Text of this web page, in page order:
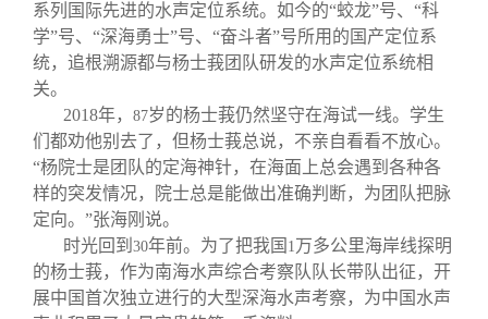
系列国际先进的水声定位系统。如今的“蛟龙”号、“科
学”号、“深海勇士”号、“奋斗者”号所用的国产定位系
统，追根溯源都与杨士莪团队研发的水声定位系统相
关。
2018年， 87岁的杨士莪仍然坚守在海试一线。学生
们都劝他别去了，但杨士莪总说，不亲自看看不放心。
“杨院士是团队的定海神针，在海面上总会遇到各种各
样的突发情况，院士总是能做出准确判断，为团队把脉
定向。”张海刚说。
时光回到 30年前。为了把我国 1万多公里海岸线探明
的杨士莪，作为南海水声综合考察队队长带队出征，开
展中国首次独立进行的大型深海水声考察，为中国水声